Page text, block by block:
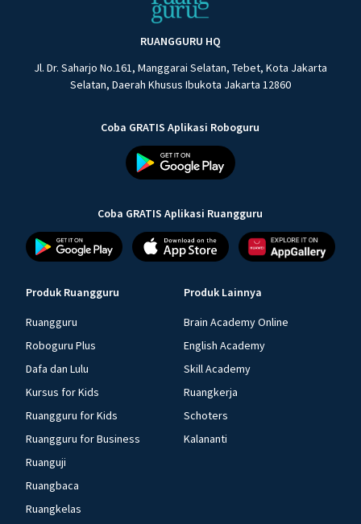
RUANGGURU HQ
Jl. Dr. Saharjo No.161, Manggarai Selatan, Tebet, Kota Jakarta
Selatan, Daerah Khusus Ibukota Jakarta 12860
Coba GRATIS Aplikasi Roboguru
Coba GRATIS Aplikasi Ruangguru
Produk Ruangguru
Ruangguru
Roboguru Plus
Dafa dan Lulu
Kursus for Kids
Ruangguru for Kids
Ruangguru for Business
Ruanguji
Ruangbaca
Ruangkelas
Produk Lainnya
Brain Academy Online
English Academy
Skill Academy
Ruangkerja
Schoters
Kalananti